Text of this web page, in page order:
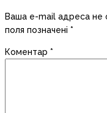
Ваша e-mail адреса не
поля позначені *
Коментар *